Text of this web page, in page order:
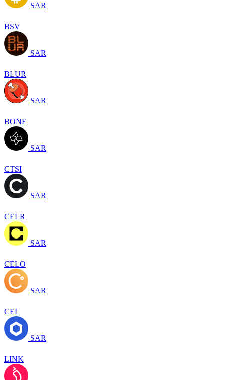
SAR
BSV
SAR
BLUR
SAR
BONE
SAR
CTSI
SAR
CELR
SAR
CELO
SAR
CEL
SAR
LINK